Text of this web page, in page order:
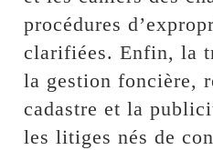
procédures
clarifiées. Enfin, la
la gestion foncière,
cadastre et la
les litiges nés de